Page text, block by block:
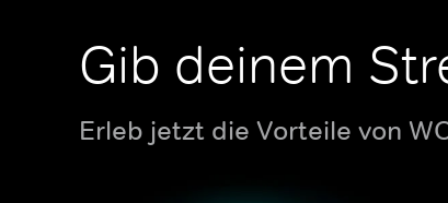
Gib deinem
Erleb jetzt die Vorteile von